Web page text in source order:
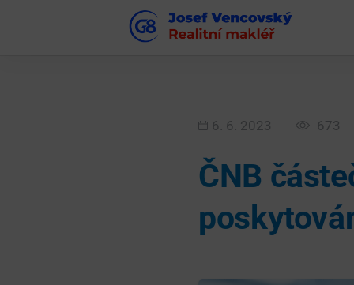
6. 6. 2023 673
ČNB